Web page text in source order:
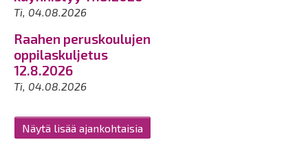
Ti, 04.08.2026
Raahen peruskoulujen
oppilaskuljetus
12.8.2026
Ti, 04.08.2026
Näytä lisää ajankohtaisia